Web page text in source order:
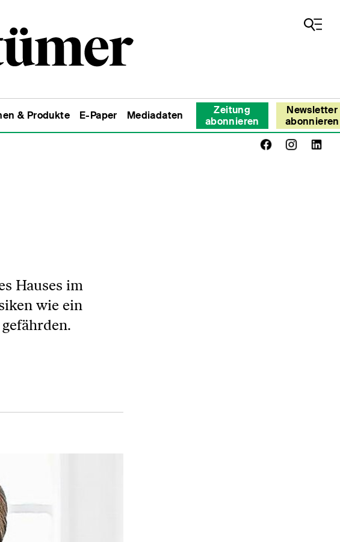
& Produkte E-Paper Mediadaten
Zeitung
abonnieren
Newsletter
abonnieren
Hauses im
wie ein